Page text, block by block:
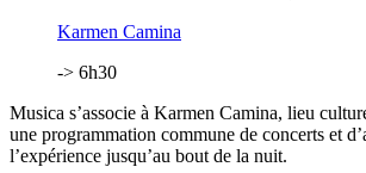
Karmen Camina
-> 6h30
Musica s’associe à Karmen Camina, lieu
une programmation commune de concerts et
l’expérience jusqu’au bout de la nuit.